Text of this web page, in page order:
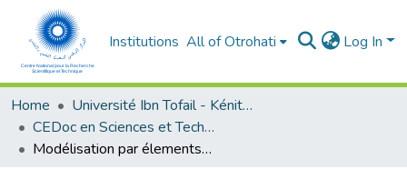
Institutions All of Otrohati Log In
Home
Université Ibn Tofail - Kénitra
CEDoc en Sciences et Techniques et Sciences Médicales (CED - STSM)
Modélisation par élements finis de l'intrusion soline